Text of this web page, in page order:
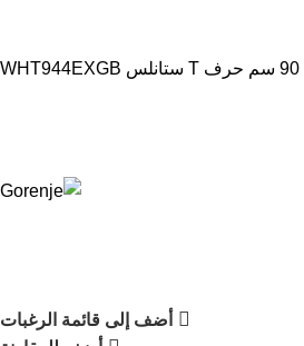
أضف إلى قائمة الرغبات